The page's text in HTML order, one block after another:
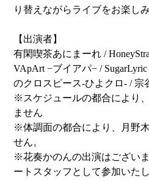
り替えながらライブをお楽し
【出演者】
有閑喫茶あにまーれ /
VApArt −ブイアパ− /
のクロスピース-ひよクロ- / 宗
※スケジュールの都合により
ません
※体調面の都合により、月野
せん。
※花奏かのんの出演はござい
ートスタッフとして参加いたし